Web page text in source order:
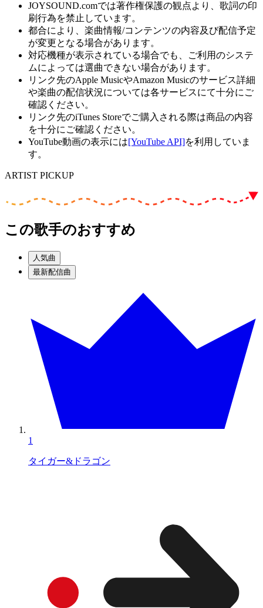
JOYSOUND.comでは著作権保護の観点より、歌詞の印
刷行為を禁止しています。
都合により、楽曲情報/コンテンツの内容及び配信予定
が変更となる場合があります。
対応機種が表示されている場合でも、ご利用のシステ
ムによっては選曲できない場合があります。
リンク先のApple MusicやAmazon Musicのサービス詳細
や楽曲の配信状況については各サービスにて十分にご
確認ください。
リンク先のiTunes Storeでご購入される際は商品の内容
を十分にご確認ください。
YouTube動画の表示には[YouTube API]を利用していま
す。
ARTIST PICKUP
この歌手のおすすめ
人気曲
最新配信曲
1
タイガー&ドラゴン